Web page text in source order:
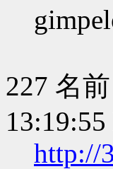
227 名前
http://